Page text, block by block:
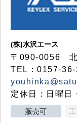
(株)水沢エース
〒090-0056 北
TEL：0157-
定休日：日曜日
販売可